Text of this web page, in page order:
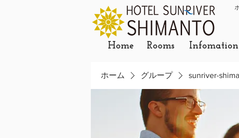
Home Rooms Infomation
ホーム グループ sunriver-